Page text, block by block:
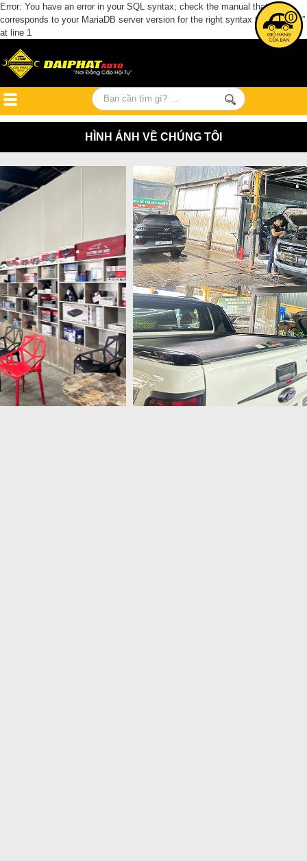
Error: You have an error in your SQL syntax; check the manual that
corresponds to your MariaDB server version for the right syntax to use near ''
at line 1
0
HÌNH ẢNH VỀ CHÚNG TÔI